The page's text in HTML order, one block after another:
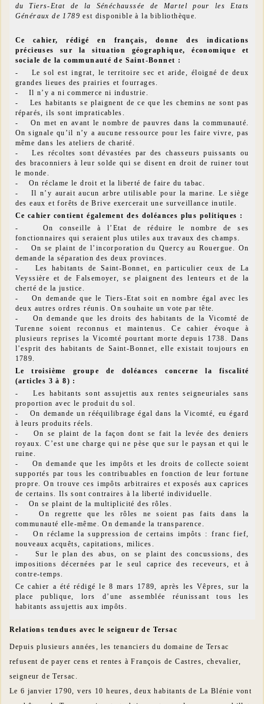
du Tiers-Etat de la Sénéchaussée de Martel pour les Etats
Généraux de 1789 est disponible à la bibliothèque.
Ce cahier, rédigé en français, donne des indications
précieuses sur la situation géographique, économique et
sociale de la communauté de Saint-Bonnet :
- Le sol est ingrat, le territoire sec et aride, éloigné de deux
grandes lieues des prairies et fourrages.
- Il n’y a ni commerce ni industrie.
- Les habitants se plaignent de ce que les chemins ne sont pas
réparés, ils sont impraticables.
- On met en avant le nombre de pauvres dans la communauté.
On signale qu’il n’y a aucune ressource pour les faire vivre, pas
même dans les ateliers de charité.
- Les récoltes sont dévastées par des chasseurs puissants ou
des braconniers à leur solde qui se disent en droit de ruiner tout
le monde.
- On réclame le droit et la liberté de faire du tabac.
- Il n’y aurait aucun arbre utilisable pour la marine. Le siège
des eaux et forêts de Brive exercerait une surveillance inutile.
Ce cahier contient également des doléances plus politiques :
- On conseille à l’Etat de réduire le nombre de ses
fonctionnaires qui seraient plus utiles aux travaux des champs.
- On se plaint de l’incorporation du Quercy au Rouergue. On
demande la séparation des deux provinces.
- Les habitants de Saint-Bonnet, en particulier ceux de La
Veyssière et de Falsemoyer, se plaignent des lenteurs et de la
cherté de la justice.
- On demande que le Tiers-Etat soit en nombre égal avec les
deux autres ordres réunis. On souhaite un vote par tête.
- On demande que les droits des habitants de la Vicomté de
Turenne soient reconnus et maintenus. Ce cahier évoque à
plusieurs reprises la Vicomté pourtant morte depuis 1738. Dans
l’esprit des habitants de Saint-Bonnet, elle existait toujours en
1789.
Le troisième groupe de doléances concerne la fiscalité
(articles 3 à 8) :
- Les habitants sont assujettis aux rentes seigneuriales sans
proportion avec le produit du sol.
- On demande un rééquilibrage égal dans la Vicomté, eu égard
à leurs produits réels.
- On se plaint de la façon dont se fait la levée des deniers
royaux. C’est une charge qui ne pèse que sur le paysan et qui le
ruine.
- On demande que les impôts et les droits de collecte soient
supportés par tous les contribuables en fonction de leur fortune
propre. On trouve ces impôts arbitraires et exposés aux caprices
de certains. Ils sont contraires à la liberté individuelle.
- On se plaint de la multiplicité des rôles.
- On regrette que les rôles ne soient pas faits dans la
communauté elle-même. On demande la transparence.
- On réclame la suppression de certains impôts : franc fief,
nouveaux acquêts, capitations, milices.
- Sur le plan des abus, on se plaint des concussions, des
impositions décernées par le seul caprice des receveurs, et à
contre-temps.
Ce cahier a été rédigé le 8 mars 1789, après les Vêpres, sur la
place publique, lors d’une assemblée réunissant tous les
habitants assujettis aux impôts.
Relations tendues avec le seigneur de Tersac
Depuis plusieurs années, les tenanciers du domaine de Tersac
refusent de payer cens et rentes à François de Castres, chevalier,
seigneur de Tersac.
Le 6 janvier 1790, vers 10 heures, deux habitants de La Blénie vont